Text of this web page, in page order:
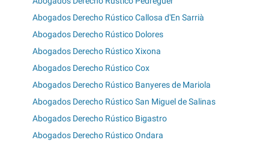
Abogados Derecho Rústico Callosa d'En Sarrià
Abogados Derecho Rústico Dolores
Abogados Derecho Rústico Xixona
Abogados Derecho Rústico Cox
Abogados Derecho Rústico Banyeres de Mariola
Abogados Derecho Rústico San Miguel de Salinas
Abogados Derecho Rústico Bigastro
Abogados Derecho Rústico Ondara